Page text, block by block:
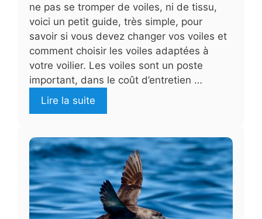
ne pas se tromper de voiles, ni de tissu,
voici un petit guide, très simple, pour
savoir si vous devez changer vos voiles et
comment choisir les voiles adaptées à
votre voilier. Les voiles sont un poste
important, dans le coût d’entretien …
Lire la suite